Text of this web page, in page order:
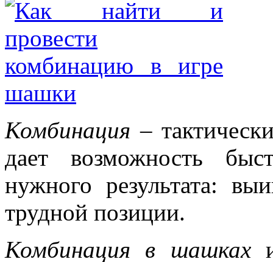
Комбинация –
дает возможность
нужного результата:
трудной позиции.
Комбинация в шашках